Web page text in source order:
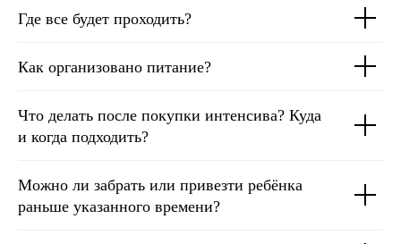
Где все будет проходить?
Как организовано питание?
Что делать после покупки интенсива? Куда
и когда подходить?
Можно ли забрать или привезти ребёнка
раньше указанного времени?